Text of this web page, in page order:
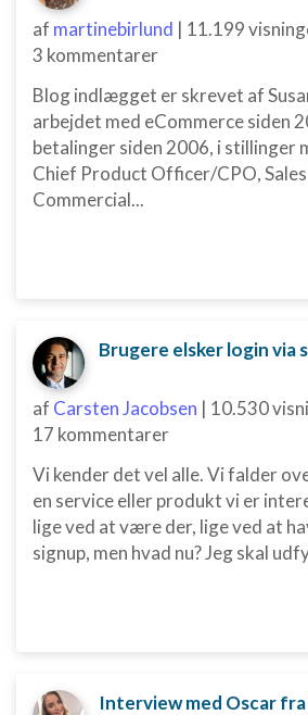
af martinebirlund | 11.199
3 kommentarer
Blog indlægget er skrevet af
arbejdet med eCommerce siden
betalinger siden 2006, i stillinger
Chief Product Officer/CPO,
Commercial...
Brugere elsker login via
af Carsten Jacobsen | 10.530
17 kommentarer
Vi kender det vel alle. Vi falder
en service eller produkt vi er
lige ved at være der, lige ved at
signup, men hvad nu? Jeg skal
Interview med Oscar